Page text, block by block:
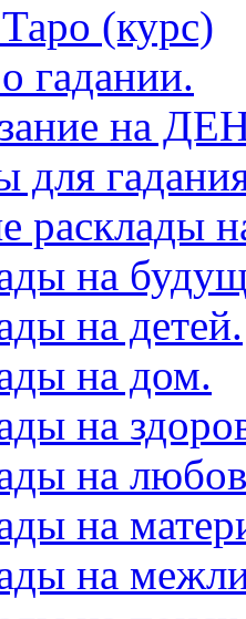
(курс)
гадании.
на
для
расклады
на
на детей.
на дом.
на
на
на
на